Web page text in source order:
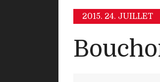
2015. 24. JUILLET